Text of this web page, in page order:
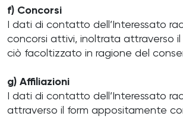
f) Concorsi
I dati di contatto dell’Interessato
concorsi attivi, inoltrata attraverso
ciò facoltizzato in ragione del
g) Affiliazioni
I dati di contatto dell’Interessato
attraverso il form appositamente